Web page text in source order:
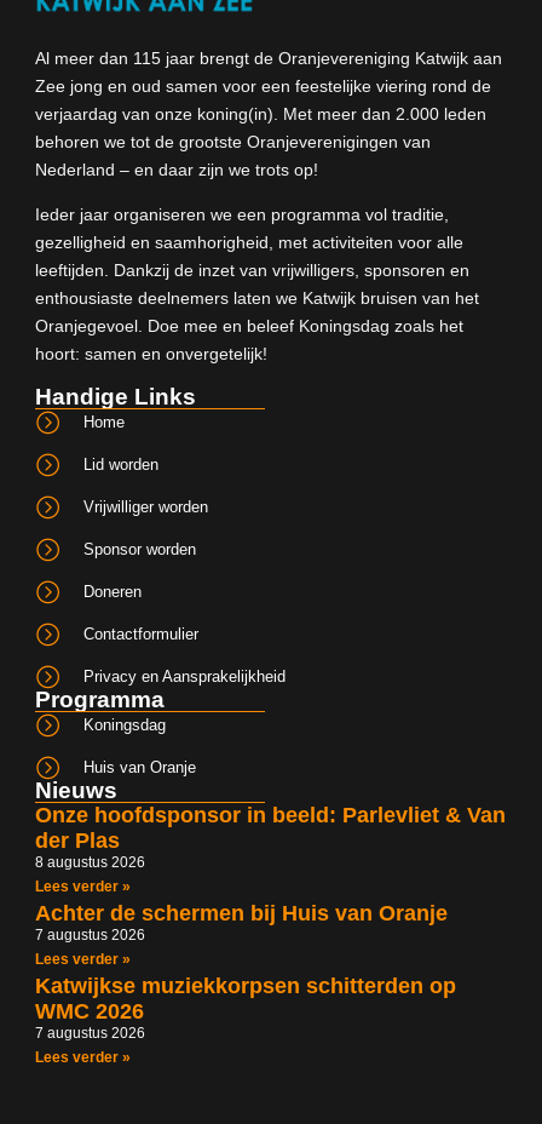
Al meer dan 115 jaar brengt de Oranjevereniging Katwijk aan
Zee jong en oud samen voor een feestelijke viering rond de
verjaardag van onze koning(in). Met meer dan 2.000 leden
behoren we tot de grootste Oranjeverenigingen van
Nederland – en daar zijn we trots op!
Ieder jaar organiseren we een programma vol traditie,
gezelligheid en saamhorigheid, met activiteiten voor alle
leeftijden. Dankzij de inzet van vrijwilligers, sponsoren en
enthousiaste deelnemers laten we Katwijk bruisen van het
Oranjegevoel. Doe mee en beleef Koningsdag zoals het
hoort: samen en onvergetelijk!
Handige Links
Home
Lid worden
Vrijwilliger worden
Sponsor worden
Doneren
Contactformulier
Privacy en Aansprakelijkheid
Programma
Koningsdag
Huis van Oranje
Nieuws
Onze hoofdsponsor in beeld: Parlevliet & Van
der Plas
8 augustus 2026
Lees verder »
Achter de schermen bij Huis van Oranje
7 augustus 2026
Lees verder »
Katwijkse muziekkorpsen schitterden op
WMC 2026
7 augustus 2026
Lees verder »